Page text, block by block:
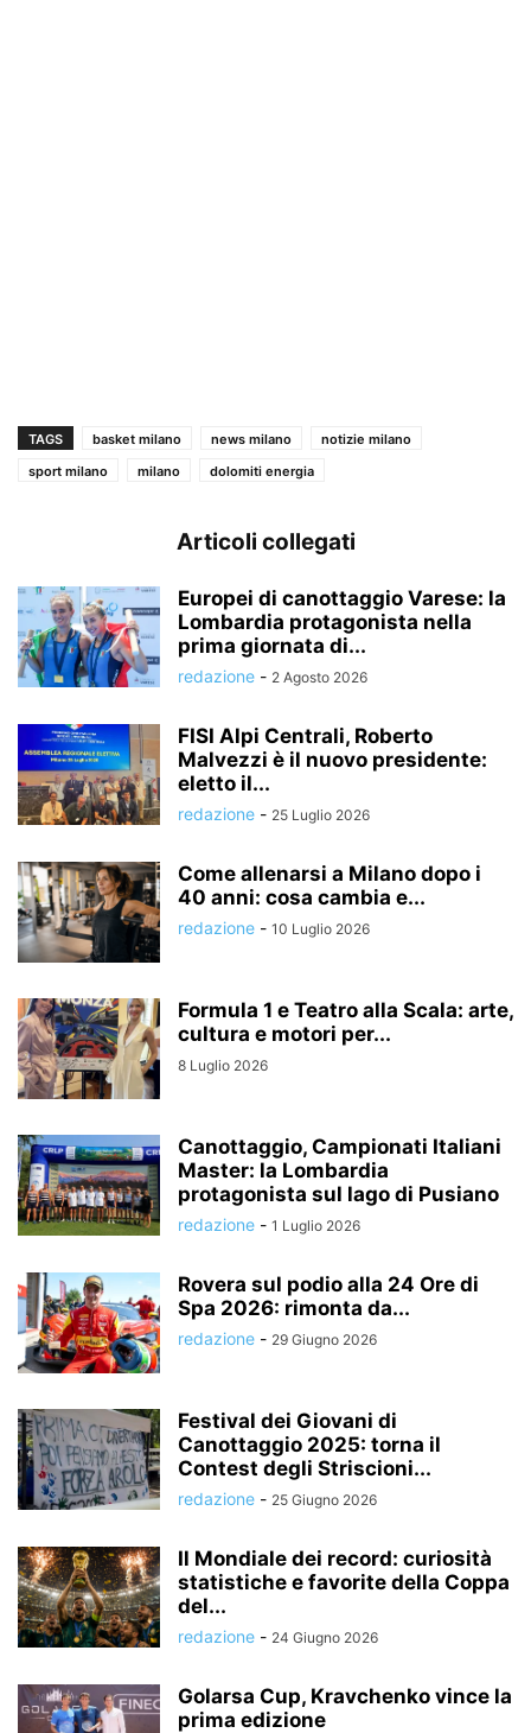
TAGS basket milano news milano
notizie milano
sport milano
milano dolomiti energia
Articoli collegati
Europei di canottaggio Varese: la
Lombardia protagonista nella
prima giornata di...
redazione - 2 Agosto 2026
FISI Alpi Centrali, Roberto
Malvezzi è il nuovo presidente:
eletto il...
redazione - 25 Luglio 2026
Come allenarsi a Milano dopo i
40 anni: cosa cambia e...
redazione - 10 Luglio 2026
Formula 1 e Teatro alla Scala: arte,
cultura e motori per...
8 Luglio 2026
Canottaggio, Campionati Italiani
Master: la Lombardia
protagonista sul lago di Pusiano
redazione - 1 Luglio 2026
Rovera sul podio alla 24 Ore di
Spa 2026: rimonta da...
redazione - 29 Giugno 2026
Festival dei Giovani di
Canottaggio 2025: torna il
Contest degli Striscioni...
redazione - 25 Giugno 2026
Il Mondiale dei record: curiosità
statistiche e favorite della Coppa
del...
redazione - 24 Giugno 2026
Golarsa Cup, Kravchenko vince la
prima edizione